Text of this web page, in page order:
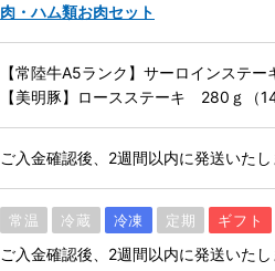
肉・ハム類お肉セット
【常陸牛A5ランク】サーロインステ
【美明豚】ロースステーキ 280ｇ（
ご入金確認後、2週間以内に発送いたし
常温 冷蔵 冷凍 定期 ギフト
ご入金確認後、2週間以内に発送いたし